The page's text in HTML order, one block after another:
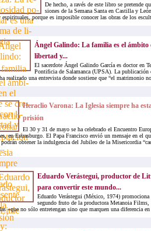
De he­cho, a ra­vés de este li­bro se pre­ten­de
sio­nes de la Se­ma­na San­ta en Cas­ti­lla y
es­pi­ri­tua­les, por­que es im­po­si­ble co­no­cer las obras de los
Ángel Ga­lin­do: La fa­mi­lia es el ám­bi­to
li­ber­tad y...
El sa­cer­do­te Ángel Ga­lin­do Gar­cía es doc­tor en
Pon­ti­fi­cia de Sa­la­man­ca (UPSA). La pu­bli­ca­ción
rea­li­za­do una en­tre­vis­ta don­de sos­tie­ne que “el ma­tri­mo­nio
Heraclio Varona: La Iglesia siempre ha
prisión
El 30 y 31 de mayo se ha celebrado el Encuentro
en Estrasburgo. El Papa Francisco envió un mensaje en el
podrán obtener la indulgencia del Jubileo de la Misericordia
Eduardo Verástegui, productor de
para convertir este mundo...
Eduardo Verástegui (México, 1974)
segundo fruto de la productora Metanoia Films,
«que no sólo entretengan sino que marquen una diferencia